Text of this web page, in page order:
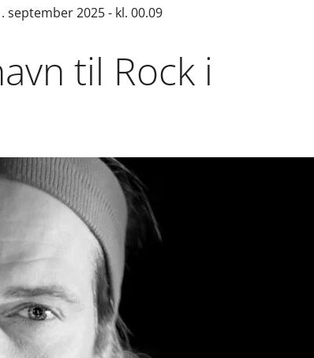
september 2025 - kl. 00.09
til Rock i